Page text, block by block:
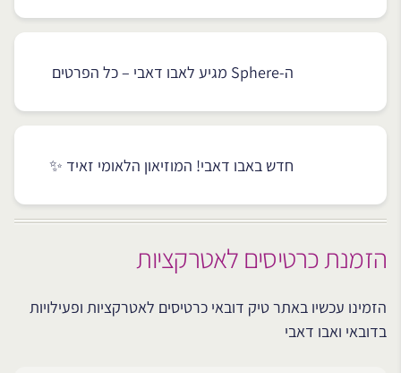
ה-Sphere מגיע לאבו דאבי – כל הפרטים
חדש באבו דאבי! המוזיאון הלאומי זאיד ✨
הזמנת כרטיסים לאטרקציות
הזמינו עכשיו באתר טיק דובאי כרטיסים לאטרקציות ופעילויות
בדובאי ואבו דאבי